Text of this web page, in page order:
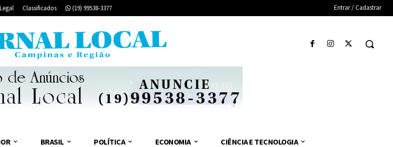
Classificados (19) 99538-3377 Entrar / Cadastrar
BRASIL POLÍTICA ECONOMIA CIÊNCIA E TECNOLOGIA